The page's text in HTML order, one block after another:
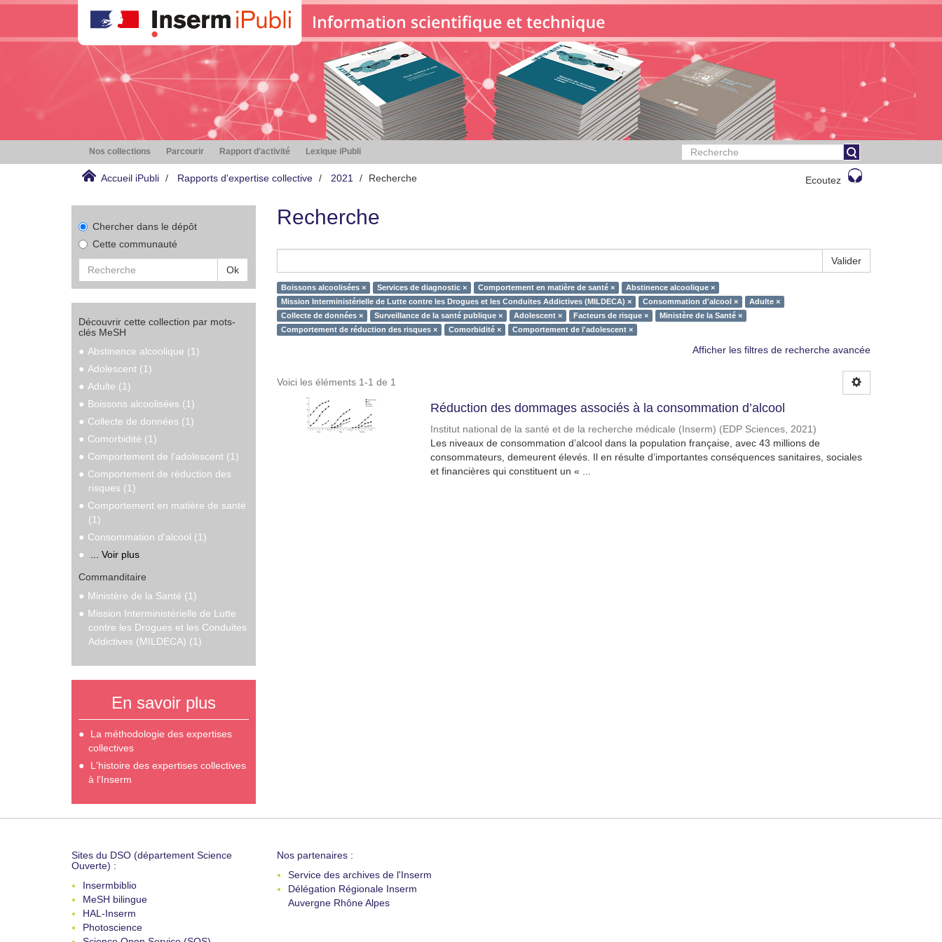
Nos collections Parcourir Rapport d'activité Lexique iPubli
Accueil iPubli Rapports d'expertise collective 2021 Recherche Ecoutez
Chercher dans le dépôt
Cette communauté
Ok
Découvrir cette collection par mots-
clés MeSH
Abstinence alcoolique (1)
Adolescent (1)
Adulte (1)
Boissons alcoolisées (1)
Collecte de données (1)
Comorbidité (1)
Comportement de l'adolescent (1)
Comportement de réduction des
risques (1)
Comportement en matière de santé
(1)
Consommation d'alcool (1)
... Voir plus
Commanditaire
Ministère de la Santé (1)
Mission Interministérielle de Lutte
contre les Drogues et les Conduites
Addictives (MILDECA) (1)
En savoir plus
La méthodologie des expertises
collectives
L'histoire des expertises collectives
à l'Inserm
Recherche
Valider
Boissons alcoolisées × Services de diagnostic × Comportement en matière de santé ×
Abstinence alcoolique ×
Mission Interministérielle de Lutte contre les Drogues et les Conduites Addictives (MILDECA) ×
Consommation d'alcool ×
Adulte ×
Collecte de données ×
Surveillance de la santé publique × Adolescent × Facteurs de risque ×
Ministère de la Santé ×
Comportement de réduction des risques ×
Comorbidité × Comportement de l'adolescent ×
Afficher les filtres de recherche avancée
Voici les éléments 1-1 de 1
Réduction des dommages associés à la consommation d’alcool
Institut national de la santé et de la recherche médicale (Inserm) (EDP Sciences, 2021)
Les niveaux de consommation d’alcool dans la population française, avec 43 millions de
consommateurs, demeurent élevés. Il en résulte d’importantes conséquences sanitaires, sociales
et financières qui constituent un « ...
Sites du DSO (département Science
Ouverte) :
Insermbiblio
MeSH bilingue
HAL-Inserm
Photoscience
Nos partenaires :
Service des archives de l'Inserm
Délégation Régionale Inserm
Auvergne Rhône Alpes